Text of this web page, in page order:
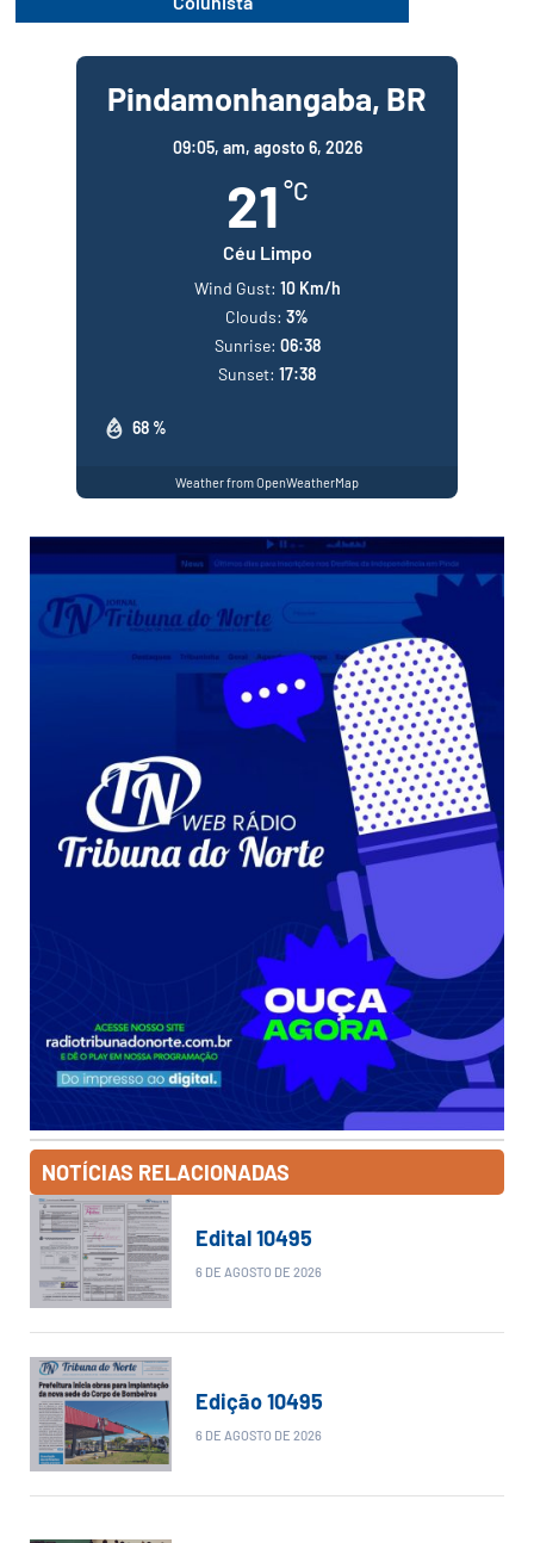
Pindamonhangaba, BR
09:05, am, agosto 6, 2026
21 °C
Céu Limpo
68 %
Wind Gust: 10 Km/h
Clouds: 3%
Sunrise: 06:38
Sunset: 17:38
Weather from OpenWeatherMap
NOTÍCIAS RELACIONADAS
Edital 10495
6 DE AGOSTO DE 2026
Edição 10495
6 DE AGOSTO DE 2026